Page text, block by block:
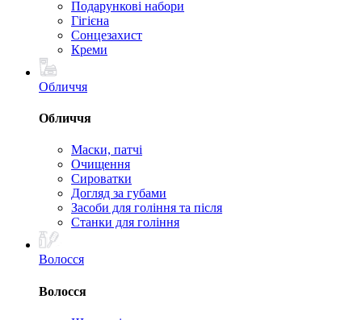
Подарункові набори
Гігієна
Сонцезахист
Креми
Обличчя
Обличчя
Маски, патчі
Очищення
Сироватки
Догляд за губами
Засоби для гоління та після
Станки для гоління
Волосся
Волосся